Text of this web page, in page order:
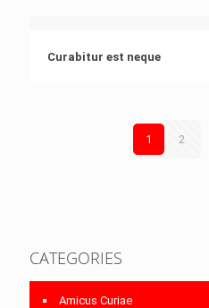
Curabitur est neque
1 2
CATEGORIES
Amicus Curiae